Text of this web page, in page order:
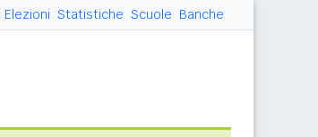
Elezioni Statistiche Scuole Banche